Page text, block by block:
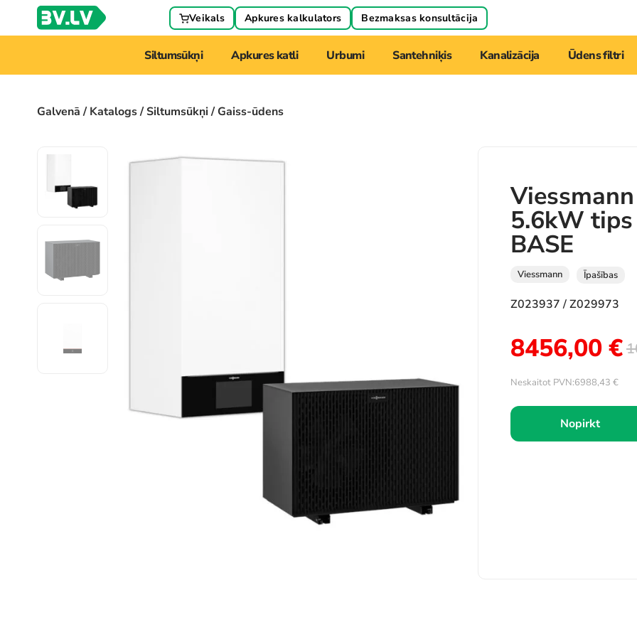
Veikals Apkures kalkulators Bezmaksas konsultācija
Siltumsūkņi Apkures katli Urbumi Santehniķis Kanalizācija Ūdens filtri
Galvenā/Katalogs/Siltumsūkņi/ Gaiss-ūdens
5.6kW
BASE
Viessmann Īpašības
Z023937 / Z029973
8456,00€
Neskaitot PVN:6988,43 €
Nopirkt